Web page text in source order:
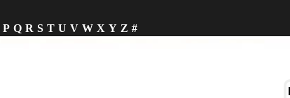
P Q R S T U V W X Y Z #